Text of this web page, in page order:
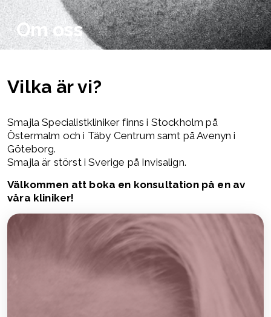
Om oss
Vilka är vi?
Smajla Specialistkliniker finns i Stockholm på
Östermalm och i Täby Centrum samt på Avenyn i
Göteborg.
Smajla är störst i Sverige på Invisalign.
Välkommen att boka en konsultation på en av
våra kliniker!